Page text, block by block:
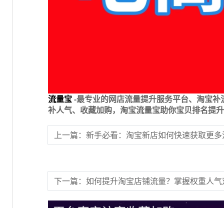
流量宝-最专业的网店流量提升服务平台、淘宝
补人气、收藏加购，淘宝流量宝助你宝贝排名提
上一篇：新手必看：淘宝新店如何快速获取更
下一篇：如何提升淘宝店铺流量？掌握权重人